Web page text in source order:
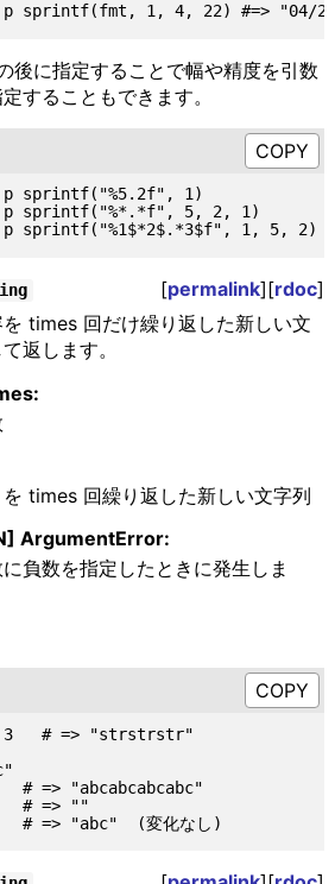
後に指定することで幅や精度を引数
することもできます。
p sprintf("%5.2f", 1)
p sprintf("%*.*f", 5, 2, 1)
[permalink][rdoc]
times 回だけ繰り返した新しい文
返します。
times 回繰り返した新しい文字列
ArgumentError:
負数を指定したときに発生しま
# => "strstrstr"
=> "abcabcabcabc"
# => ""